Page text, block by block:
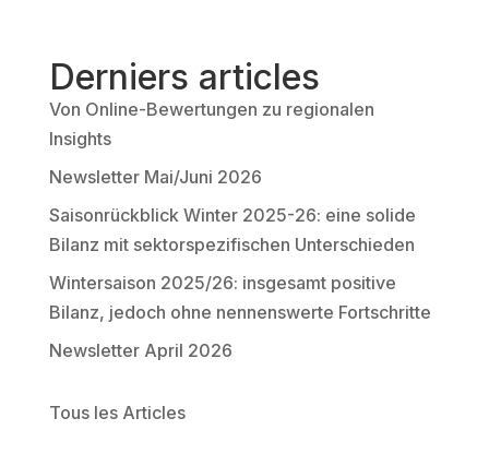
r
n
a
t
i
v
e
Derniers articles
Von Online-Bewertungen zu regionalen
Insights
Newsletter Mai/Juni 2026
Saisonrückblick Winter 2025-26: eine solide
Bilanz mit sektorspezifischen Unterschieden
Wintersaison 2025/26: insgesamt positive
Bilanz, jedoch ohne nennenswerte Fortschritte
Newsletter April 2026
Tous les Articles